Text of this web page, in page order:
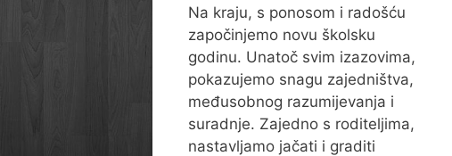
Na kraju, s ponosom i radošću
započinjemo novu školsku
godinu. Unatoč svim izazovima,
pokazujemo snagu zajedništva,
međusobnog razumijevanja i
suradnje. Zajedno s roditeljima,
nastavljamo jačati i graditi